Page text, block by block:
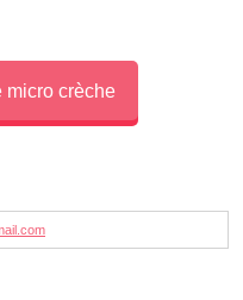
micro crèche